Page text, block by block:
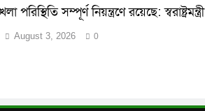
পরিস্থিতি সম্পূর্ণ নিয়ন্ত্রণে রয়েছে: স্বরাষ্ট্রমন্ত্রী
August 3, 2026 0